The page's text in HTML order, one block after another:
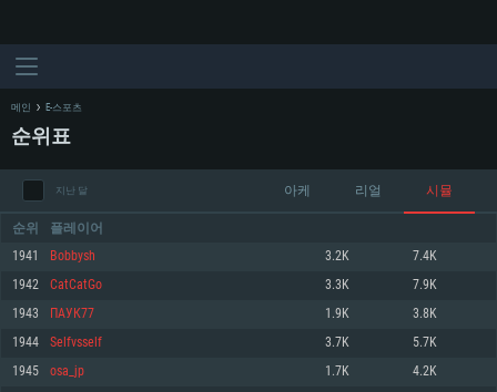
시스템 요구사항
메인 E-스포츠
순위표
지난 달 아케 리얼 시뮬
순위 플레이어
1941 Bobbysh 3.2K 7.4K
1942 CatCatGo 3.3K 7.9K
1943 ПАУК77 1.9K 3.8K
1944 Selfvsself 3.7K 5.7K
1945 osa_jp 1.7K 4.2K